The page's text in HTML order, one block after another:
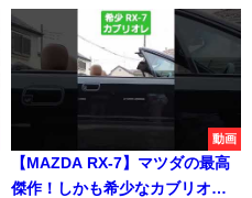
動画
【MAZDA RX-7】マツダの最高
傑作！しかも希少なカブリオ